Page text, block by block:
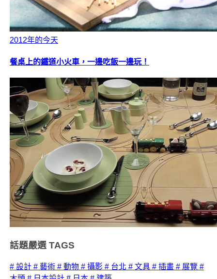
2012年的今天
餐桌上的鐵道小火車，一邊吃飯一邊玩！
話題嚴選 TAGS
# 設計 # 藝術 # 動物 # 攝影 # 台北 # 文具 # 插畫 # 展覽 #